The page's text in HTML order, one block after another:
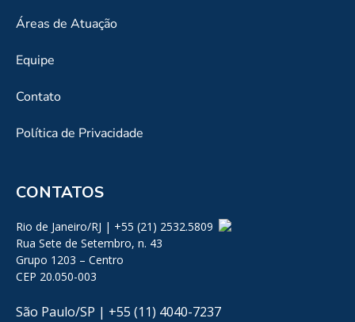
Áreas de Atuação
Equipe
Contato
Política de Privacidade
CONTATOS
Rio de Janeiro/RJ | +55 (21) 2532.5809
Rua Sete de Setembro, n. 43
Grupo 1203 – Centro
CEP 20.050-003
São Paulo/SP | +55 (11) 4040-7237